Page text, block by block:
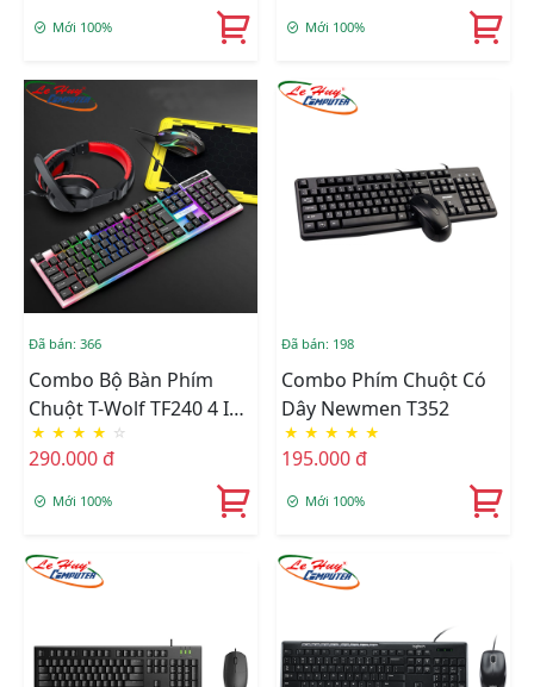
Mới 100% Mới 100%
Đã bán: 366
Combo Bộ Bàn Phím
Chuột T-Wolf TF240 4 IN
1
★ ★ ★ ★ ☆
290.000 đ
Mới 100%
Đã bán: 198
Combo Phím Chuột Có
Dây Newmen T352
★ ★ ★ ★ ★
195.000 đ
Mới 100%